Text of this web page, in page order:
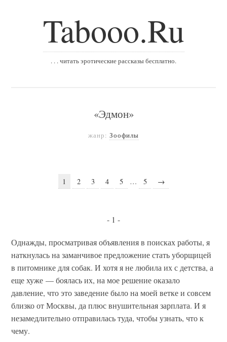
Tabooo.Ru
. . . читать эротические рассказы бесплатно.
«Эдмон»
жанр: Зоофилы
1 2 3 4 5 … 5 →
- 1 -
Однажды, просматривая объявления в поисках работы, я
наткнулась на заманчивое предложение стать уборщицей
в питомнике для собак. И хотя я не любила их с детства, а
еще хуже — боялась их, на мое решение оказало
давление, что это заведение было на моей ветке и совсем
близко от Москвы, да плюс внушительная зарплата. И я
незамедлительно отправилась туда, чтобы узнать, что к
чему.